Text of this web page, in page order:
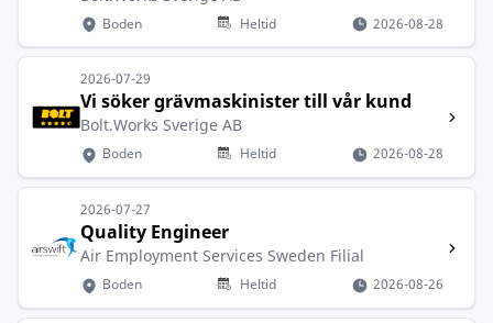
Boden Heltid 2026-08-28
2026-07-29
Vi söker grävmaskinister till vår kund
Bolt.Works Sverige AB
Boden Heltid 2026-08-28
2026-07-27
Quality Engineer
Air Employment Services Sweden Filial
Boden Heltid 2026-08-26